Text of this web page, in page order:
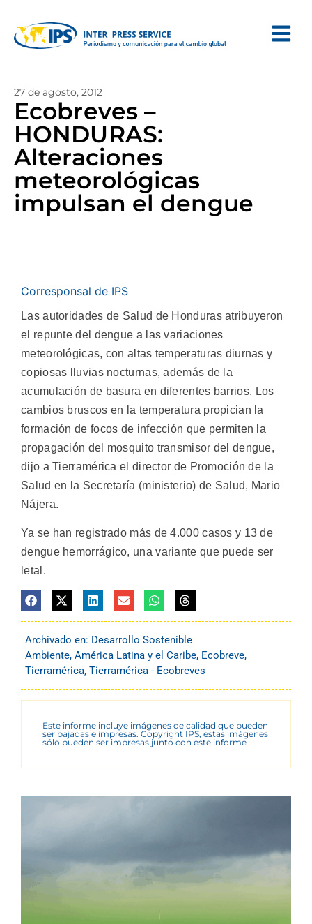
27 de agosto, 2012
Ecobreves –
HONDURAS:
Alteraciones
meteorológicas
impulsan el dengue
Corresponsal de IPS
Las autoridades de Salud de Honduras atribuyeron
el repunte del dengue a las variaciones
meteorológicas, con altas temperaturas diurnas y
copiosas lluvias nocturnas, además de la
acumulación de basura en diferentes barrios. Los
cambios bruscos en la temperatura propician la
formación de focos de infección que permiten la
propagación del mosquito transmisor del dengue,
dijo a Tierramérica el director de Promoción de la
Salud en la Secretaría (ministerio) de Salud, Mario
Nájera.
Ya se han registrado más de 4.000 casos y 13 de
dengue hemorrágico, una variante que puede ser
letal.
Archivado en: Desarrollo Sostenible
Ambiente, América Latina y el Caribe, Ecobreve,
Tierramérica, Tierramérica - Ecobreves
Este informe incluye imágenes de calidad que pueden
ser bajadas e impresas. Copyright IPS, estas imágenes
sólo pueden ser impresas junto con este informe